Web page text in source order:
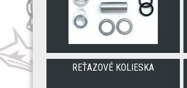
REŤAZOVÉ KOLIESKA